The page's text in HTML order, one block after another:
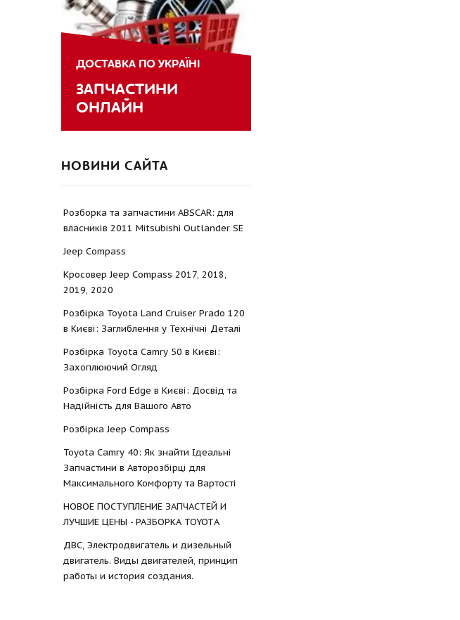
ДОСТАВКА ПО УКРАЇНІ
ЗАПЧАСТИНИ
ОНЛАЙН
НОВИНИ САЙТА
Розборка та запчастини ABSCAR: для
власників 2011 Mitsubishi Outlander SE
Jeep Compass
Кросовер Jeep Compass 2017, 2018,
2019, 2020
Розбірка Toyota Land Cruiser Prado 120
в Києві: Заглиблення у Технічні Деталі
Розбірка Toyota Camry 50 в Києві:
Захоплюючий Огляд
Розбірка Ford Edge в Києві: Досвід та
Надійність для Вашого Авто
Розбірка Jeep Compass
Toyota Camry 40: Як знайти Ідеальні
Запчастини в Авторозбірці для
Максимального Комфорту та Вартості
НОВОЕ ПОСТУПЛЕНИЕ ЗАПЧАСТЕЙ И
ЛУЧШИЕ ЦЕНЫ - РАЗБОРКА TOYOTА
ДВС, Электродвигатель и дизельный
двигатель. Виды двигателей, принцип
работы и история создания.